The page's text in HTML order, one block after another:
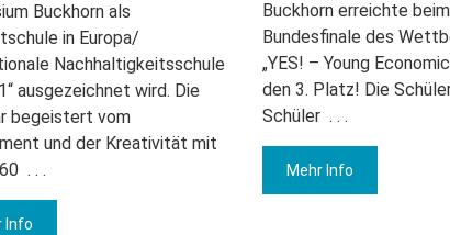
Buckhorn als
in Europa/
Nachhaltigkeitsschule
ausgezeichnet wird. Die
begeistert vom
und der Kreativität mit
. . .
Info
Buckhorn erreichte beim
Bundesfinale des
„YES! – Young
den 3. Platz! Die
Schüler . . .
Mehr Info